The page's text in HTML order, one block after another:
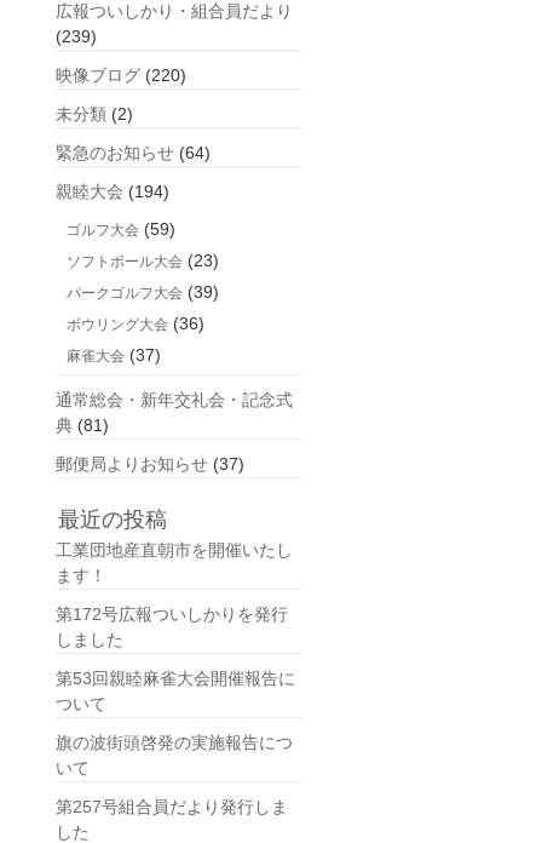
広報ついしかり・組合員だより
(239)
映像ブログ (220)
未分類 (2)
緊急のお知らせ (64)
親睦大会 (194)
ゴルフ大会 (59)
ソフトボール大会 (23)
パークゴルフ大会 (39)
ボウリング大会 (36)
麻雀大会 (37)
通常総会・新年交礼会・記念式
典 (81)
郵便局よりお知らせ (37)
最近の投稿
工業団地産直朝市を開催いたし
ます！
第172号広報ついしかりを発行
しました
第53回親睦麻雀大会開催報告に
ついて
旗の波街頭啓発の実施報告につ
いて
第257号組合員だより発行しま
した